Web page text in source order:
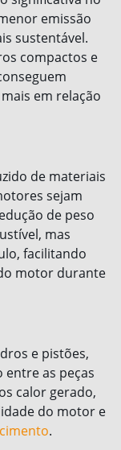
emissão
sustentável.
compactos e
em relação
de materiais
sejam
de peso
mas
facilitando
motor durante
e pistões,
as peças
calor gerado,
do motor e
.